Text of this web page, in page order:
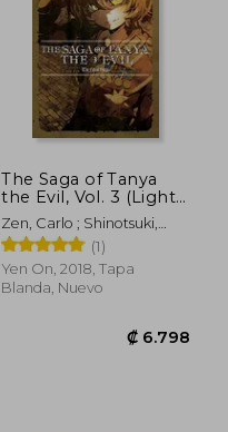
The Saga of Tanya
the Evil, Vol. 3 (Light
Novel) (en Inglés)
Zen, Carlo ; Shinotsuki,
Shinobu
(1)
Yen On, 2018, Tapa
Blanda, Nuevo